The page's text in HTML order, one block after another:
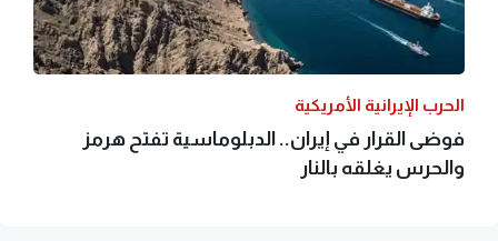
الحرب الإيرانية الأمريكية
فوضى القرار في إيران.. الدبلوماسية تفتح هرمز
والحرس يغلقه بالنار